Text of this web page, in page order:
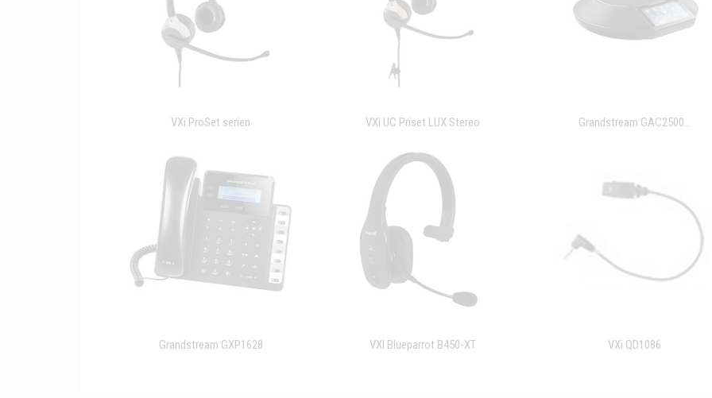
VXi ProSet serien VXi UC Priset LUX Stereo Grandstream GAC2500...
Grandstream GXP1628 VXI Blueparrot B450-XT VXi QD1086